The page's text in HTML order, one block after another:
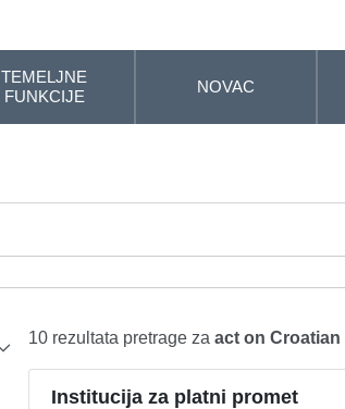
TEMELJNE
FUNKCIJE
NOVAC
10 rezultata pretrage za act on Croatian
Institucija za platni promet